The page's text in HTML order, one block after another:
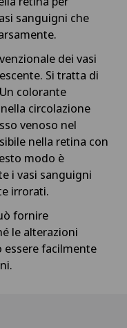
sanguigni che
dei vasi
Si tratta di
colorante
circolazione
venoso nel
nella retina con
modo è
i vasi sanguigni
irrorati.
fornire
le alterazioni
essere facilmente